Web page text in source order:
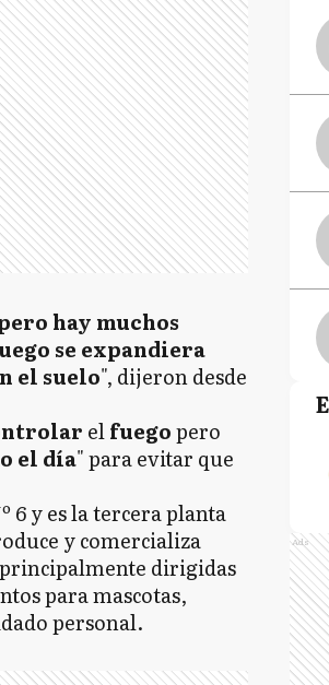
hay muchos
se expandiera
el suelo", dijeron desde
elfuegopero
el día" para evitar que
6 y es la tercera planta
y comercializa
dirigidas
para mascotas,
personal.
Ads